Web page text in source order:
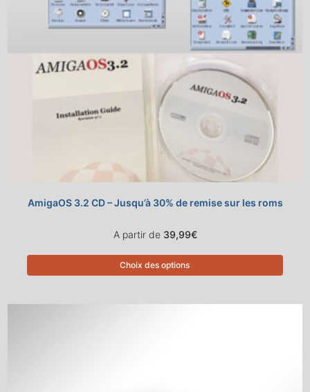
AmigaOS 3.2 CD – Jusqu’à 30% de remise sur les roms
A partir de 39,99€
Choix des options